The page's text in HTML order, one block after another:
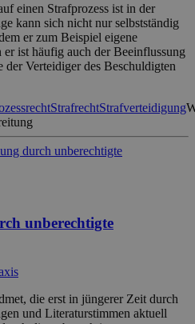
einen Strafprozess ist in der
kann sich nicht nur selbstständig
er zum Beispiel eigene
ist häufig auch der Beeinflussung
der Verteidiger des Beschuldigten
StrafrechtStrafverteidigung
unberechtigte
die erst in jüngerer Zeit durch
und Literaturstimmen aktuell